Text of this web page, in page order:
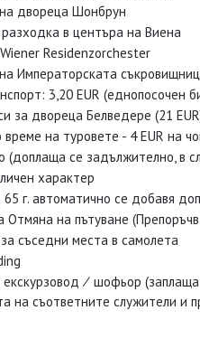
двореца Шонбрун
в центъра на Виена
Residenzorchester
Императорската
3,20 EUR (еднопосочен
за двореца Белведере (21
време на туровете - 4 EUR на
(доплаща се задължително, в
характер
г. автоматично се добавя
Отмяна на пътуване
съседни места в самолета
∕ шофьор
на съответните служители и